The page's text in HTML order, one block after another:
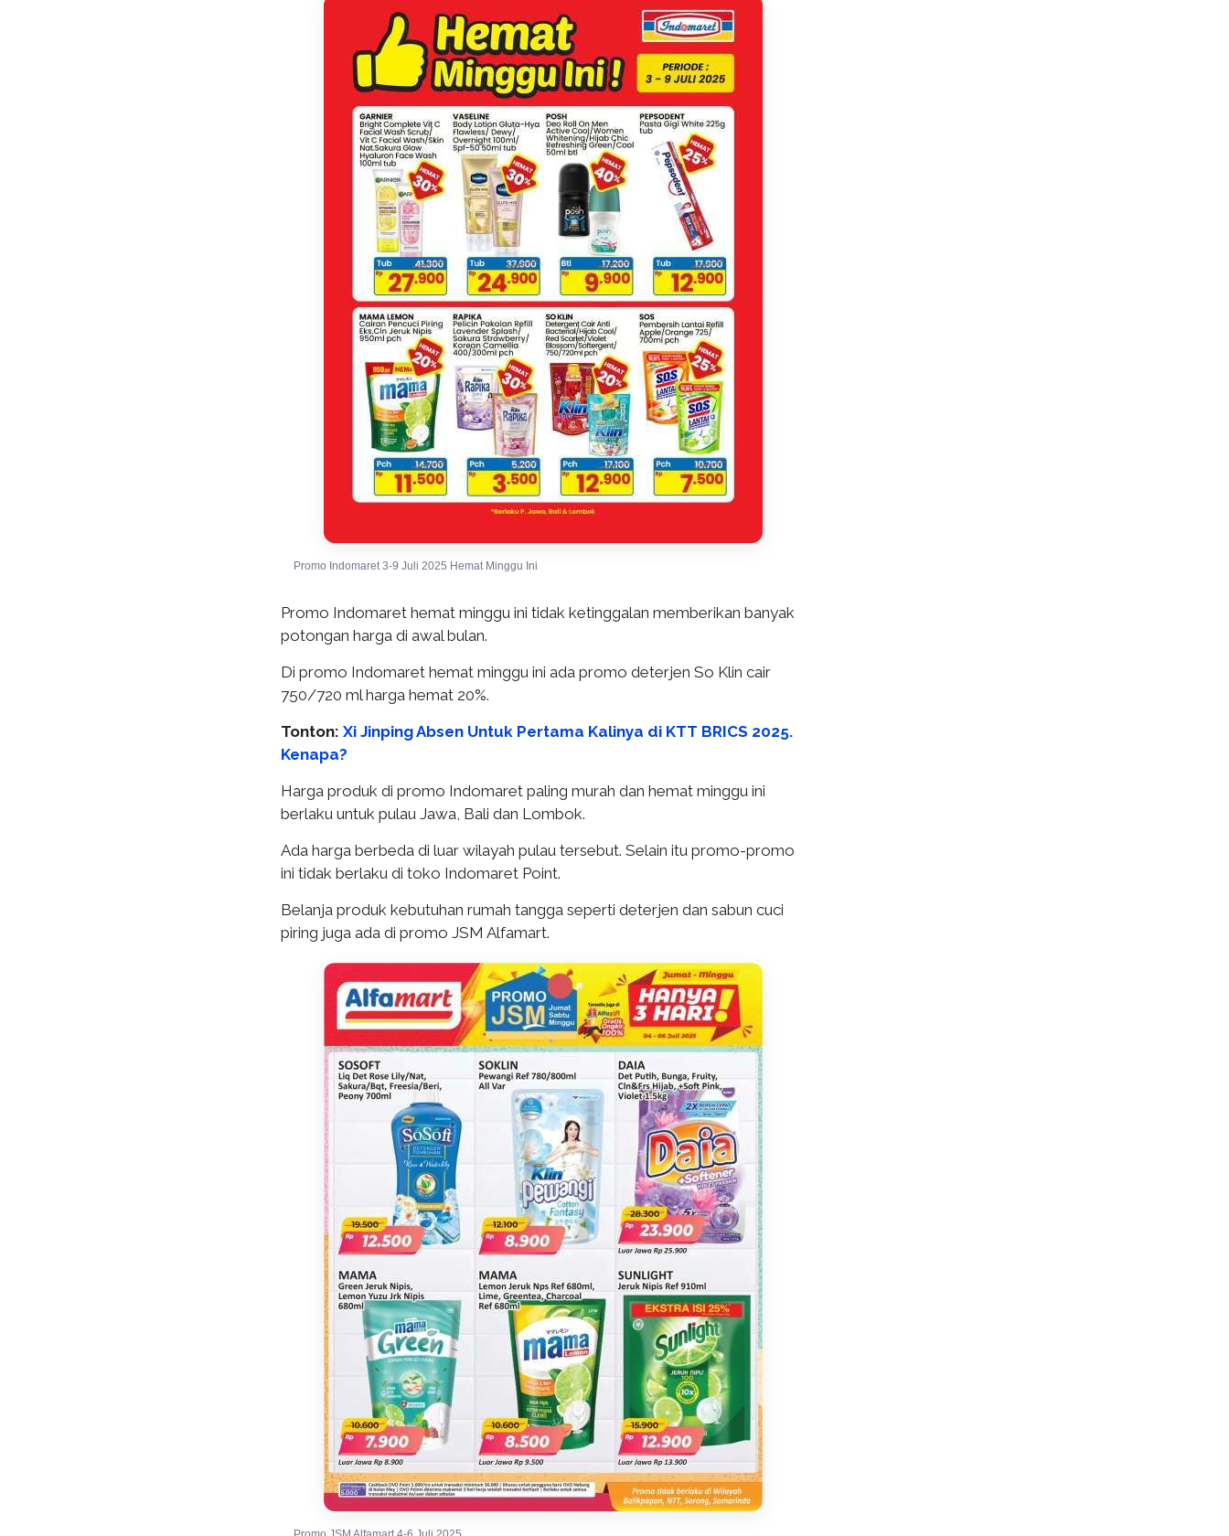
Promo Indomaret 3-9 Juli 2025 Hemat Minggu Ini
Promo Indomaret hemat minggu ini tidak ketinggalan memberikan banyak
potongan harga di awal bulan.
Di promo Indomaret hemat minggu ini ada promo deterjen So Klin cair
750/720 ml harga hemat 20%.
Tonton: Xi Jinping Absen Untuk Pertama Kalinya di KTT BRICS 2025.
Kenapa?
Harga produk di promo Indomaret paling murah dan hemat minggu ini
berlaku untuk pulau Jawa, Bali dan Lombok.
Ada harga berbeda di luar wilayah pulau tersebut. Selain itu promo-promo
ini tidak berlaku di toko Indomaret Point.
Belanja produk kebutuhan rumah tangga seperti deterjen dan sabun cuci
piring juga ada di promo JSM Alfamart.